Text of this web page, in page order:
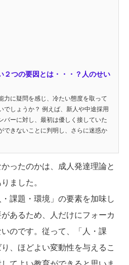
２つの要因とは・・・？人のせい
力に疑問を感じ、冷たい態度を取って
でしょうか？ 例えば、新人や中途採用
バーに対し、最初は優しく接していた
できないことに判明し、さらに迷惑か
ったのかは、成人発達理論と
ました。
課題・環境」の要素を加味し
あるため、人だけにフォーカ
のです。従って、「人・課
、ほどよい変動性を与えるこ